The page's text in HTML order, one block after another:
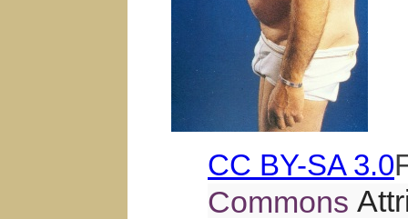
CC BY-SA 3.0
Commons